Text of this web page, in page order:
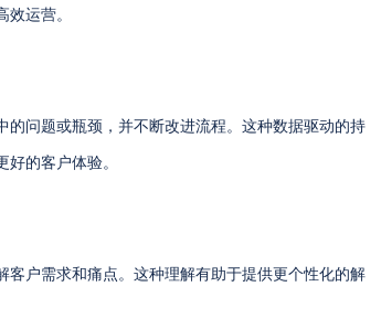
运营。
的问题或瓶颈，并不断改进流程。这种数据驱动的持
的客户体验。
客户需求和痛点。这种理解有助于提供更个性化的解